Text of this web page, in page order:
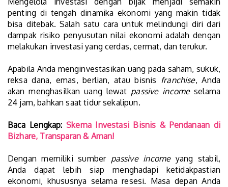
penting di tengah dinamika ekonomi yang makin tidak
bisa ditebak. Salah satu cara untuk melindungi diri dari
dampak risiko penyusutan nilai ekonomi adalah dengan
melakukan investasi yang cerdas, cermat, dan terukur.
Apabila Anda menginvestasikan uang pada saham, sukuk,
reksa dana, emas, berlian, atau bisnis franchise, Anda
akan menghasilkan uang lewat passive incomeselama
24 jam, bahkan saat tidur sekalipun.
Baca Lengkap:Skema Investasi Bisnis & Pendanaan di
Bizhare, Transparan & Aman!
Dengan memiliki sumber passive incomeyang stabil,
Anda dapat lebih siap menghadapi ketidakpastian
ekonomi, khususnya selama resesi. Masa depan Anda